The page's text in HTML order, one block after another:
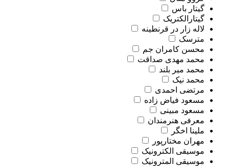
گیتار باس
گیتارالکتریک
لاله زار در قرنطینه
مترسک
محسن کامران جم
محمد مهدی صداقت
محمد میر بلند
محمد نیک
مرتضی احمدی
مسعود فیاض زاده
مسعود مبینی
معرفی هنرمندان
ملینا اخگر
مهران مختارپور
موسیقی الکترونیک
موسیقی المترونیک